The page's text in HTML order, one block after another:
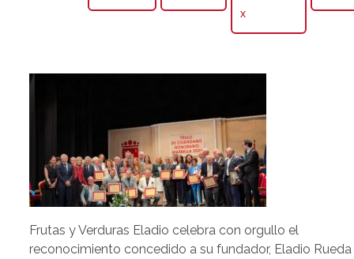
X
Frutas y Verduras Eladio celebra con orgullo el
reconocimiento concedido a su fundador, Eladio Rueda